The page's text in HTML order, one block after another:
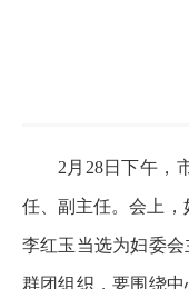
2月28日下午，
任、副主任。会上，
李红玉当选为妇委
群团组织，要围绕